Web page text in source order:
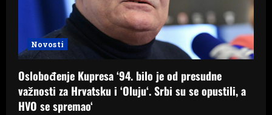
Novosti
Oslobođenje Kupresa ‘94. bilo je od presudne
važnosti za Hrvatsku i ‘Oluju‘. Srbi su se opustili, a
HVO se spremao‘